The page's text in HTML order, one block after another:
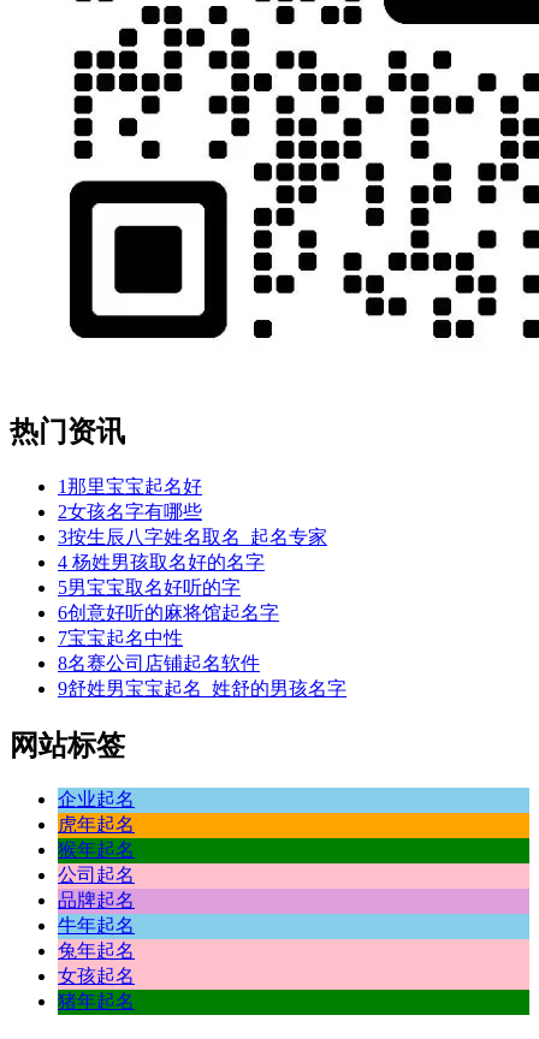
热门资讯
1那里宝宝起名好
2女孩名字有哪些
3按生辰八字姓名取名_起名专家
4 杨姓男孩取名好的名字
5男宝宝取名好听的字
6创意好听的麻将馆起名字
7宝宝起名中性
8名赛公司店铺起名软件
9舒姓男宝宝起名_姓舒的男孩名字
网站标签
企业起名
虎年起名
猴年起名
公司起名
品牌起名
牛年起名
兔年起名
女孩起名
猪年起名